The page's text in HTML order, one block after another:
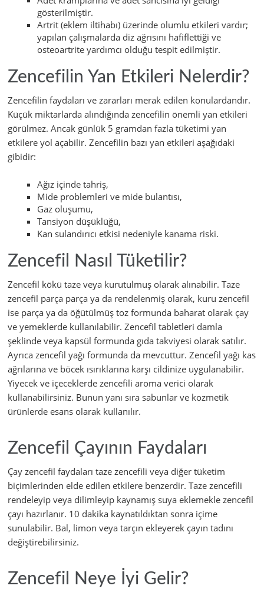
gösterilmiştir.
Artrit (eklem iltihabı) üzerinde olumlu etkileri vardır;
yapılan çalışmalarda diz ağrısını hafiflettiği ve
osteoartrite yardımcı olduğu tespit edilmiştir.
Zencefilin Yan Etkileri Nelerdir?
Zencefilin faydaları ve zararları merak edilen konulardandır.
Küçük miktarlarda alındığında zencefilin önemli yan etkileri
görülmez. Ancak günlük 5 gramdan fazla tüketimi yan
etkilere yol açabilir. Zencefilin bazı yan etkileri aşağıdaki
gibidir:
Ağız içinde tahriş,
Mide problemleri ve mide bulantısı,
Gaz oluşumu,
Tansiyon düşüklüğü,
Kan sulandırıcı etkisi nedeniyle kanama riski.
Zencefil Nasıl Tüketilir?
Zencefil kökü taze veya kurutulmuş olarak alınabilir. Taze
zencefil parça parça ya da rendelenmiş olarak, kuru zencefil
ise parça ya da öğütülmüş toz formunda baharat olarak çay
ve yemeklerde kullanılabilir. Zencefil tabletleri damla
şeklinde veya kapsül formunda gıda takviyesi olarak satılır.
Ayrıca zencefil yağı formunda da mevcuttur. Zencefil yağı kas
ağrılarına ve böcek ısırıklarına karşı cildinize uygulanabilir.
Yiyecek ve içeceklerde zencefili aroma verici olarak
kullanabilirsiniz. Bunun yanı sıra sabunlar ve kozmetik
ürünlerde esans olarak kullanılır.
Zencefil Çayının Faydaları
Çay zencefil faydaları taze zencefili veya diğer tüketim
biçimlerinden elde edilen etkilere benzerdir. Taze zencefili
rendeleyip veya dilimleyip kaynamış suya eklemekle zencefil
çayı hazırlanır. 10 dakika kaynatıldıktan sonra içime
sunulabilir. Bal, limon veya tarçın ekleyerek çayın tadını
değiştirebilirsiniz.
Zencefil Neye İyi Gelir?